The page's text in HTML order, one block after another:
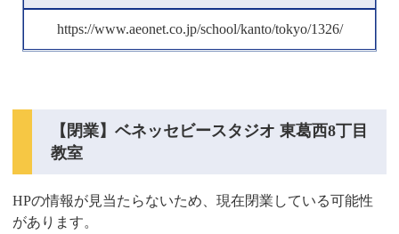
https://www.aeonet.co.jp/school/kanto/tokyo/1326/
【閉業】ベネッセビースタジオ 東葛西8丁目
教室
HPの情報が見当たらないため、現在閉業している可能性
があります。